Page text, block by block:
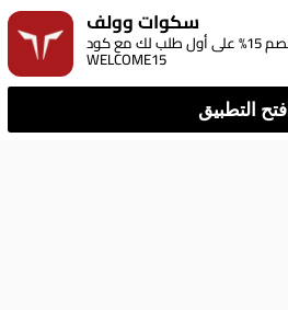
سكوات وولف
نزل تطبيقنا وخصم 15% على أول طلب لك مع كود:
WELCOME15
افتح التطبيق